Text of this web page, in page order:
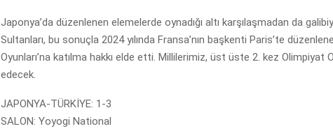
Japonya’da düzenlenen elemelerde oynadığı altı karşılaşmadan da
Sultanları, bu sonuçla 2024 yılında Fransa’nın başkenti Paris’te
Oyunları’na katılma hakkı elde etti. Millilerimiz, üst üste 2. kez Olimpiyat
edecek.
JAPONYA-TÜRKİYE: 1-3
SALON: Yoyogi National